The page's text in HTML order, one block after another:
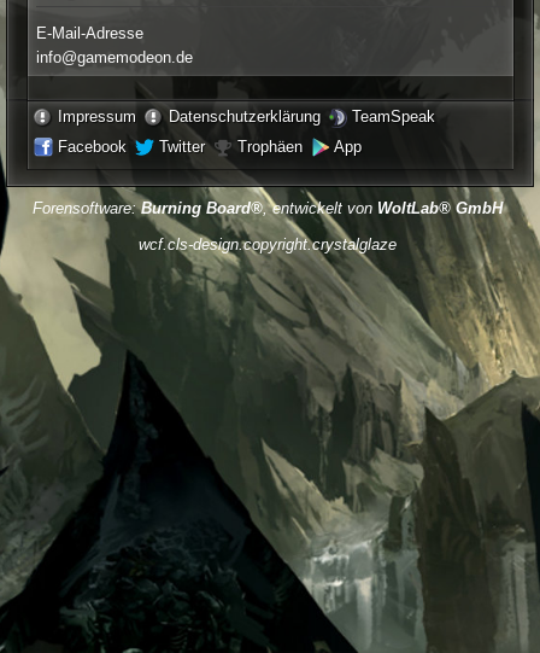
E-Mail-Adresse
info@gamemodeon.de
Impressum Datenschutzerklärung
TeamSpeak
Facebook
Twitter Trophäen App
Forensoftware:Burning Board®, entwickelt von WoltLab® GmbH
wcf.cls-design.copyright.crystalglaze